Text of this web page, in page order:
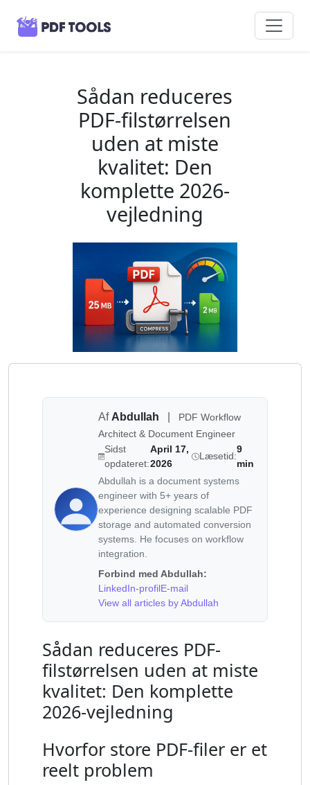
Sådan reduceres
PDF-filstørrelsen
uden at miste
kvalitet: Den
komplette 2026-
vejledning
Af Abdullah
PDF Workflow
Architect & Document Engineer
Sidst
opdateret:
April 17,
2026
Læsetid:
9
min
Abdullah is a document systems
engineer with 5+ years of
experience designing scalable PDF
storage and automated conversion
systems. He focuses on workflow
integration.
Forbind med Abdullah:
LinkedIn-profilE-mail
View all articles by Abdullah
Sådan reduceres PDF-
filstørrelsen uden at miste
kvalitet: Den komplette
2026-vejledning
Hvorfor store PDF-filer er et
reelt problem